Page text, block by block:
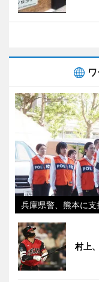
兵庫県警、熊本に支
村上